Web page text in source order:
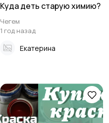
Куда деть старую химию?
Чегем
1 год назад
Екатерина